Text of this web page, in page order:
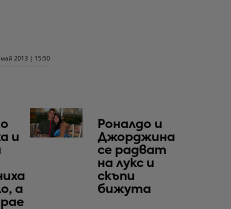
2013 | 15:50
и
а
Роналдо и
Джорджина
се радват
на лукс и
скъпи
бижута